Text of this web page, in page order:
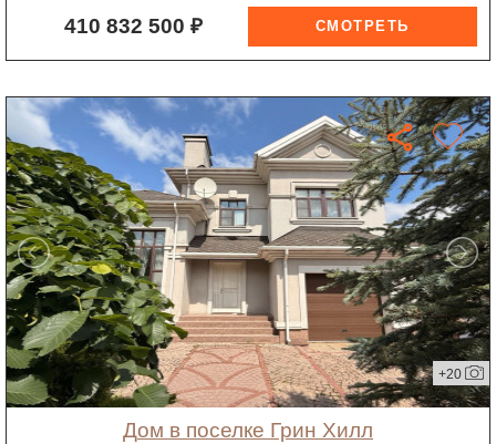
410 832 500 ₽
+20
дом в поселке Грин Хилл